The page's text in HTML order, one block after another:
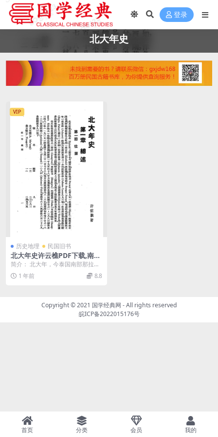
登录
北大年史
VIP
历史地理 民国旧书
北大年史许云樵PDF下载,南洋
历史研究
简介： 北大年，今泰国南部那拉提
瓦、北大年、也拉三府，古称「北
大年苏丹国」，此书...
1 年前 8.8
Copyright © 2021 国学经典网 - All rights reserved
皖ICP备2022015176号
首页 分类 会员 我的